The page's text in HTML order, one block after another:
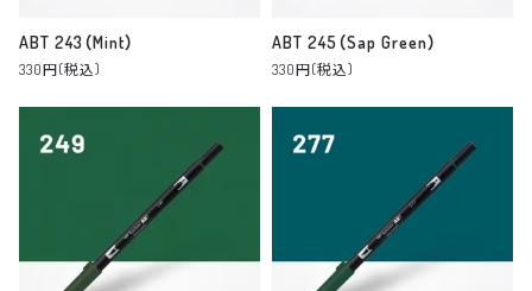
ABT 243（Mint）
330円(税込)
ABT 245（Sap Green）
330円(税込)